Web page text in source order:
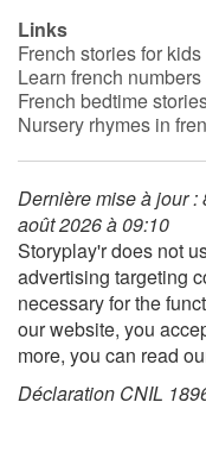
Links
French stories for kids
Learn french numbers
French bedtime
Nursery rhymes in
Dernière mise à jour :
août 2026 à 09:10
Storyplay'r does not
advertising targeting
necessary for the
our website, you
more, you can read
Déclaration CNIL